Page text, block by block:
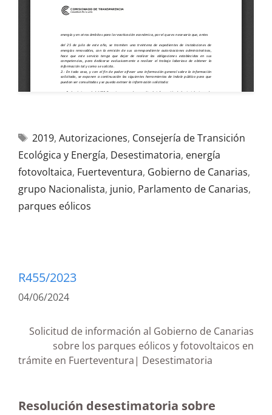
2019, Autorizaciones, Consejería de Transición
Ecológica y Energía, Desestimatoria, energía
fotovoltaica, Fuerteventura, Gobierno de Canarias,
grupo Nacionalista, junio, Parlamento de Canarias,
parques eólicos
R455/2023
04/06/2024
Solicitud de información al Gobierno de Canarias
sobre los parques eólicos y fotovoltaicos en
trámite en Fuerteventura| Desestimatoria
Resolución desestimatoria sobre